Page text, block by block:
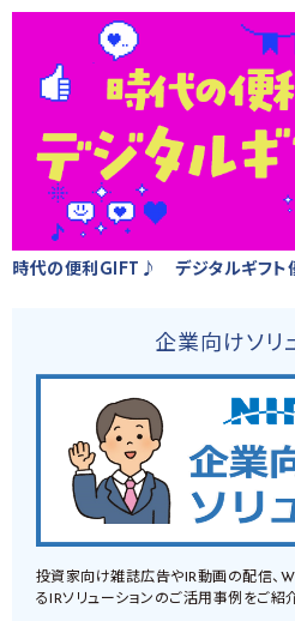
時代の便利GIFT♪ デジタルギフト
企業向けソリ
投資家向け雑誌広告やIR動画の配信、
るIRソリューションのご活用事例をご紹介